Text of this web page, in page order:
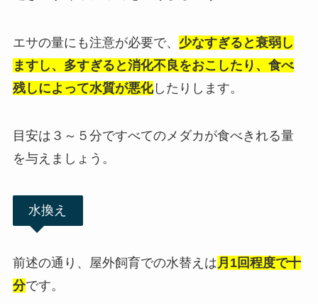
エサの量にも注意が必要で、 少なすぎると衰弱し
ますし、多すぎると消化不良をおこしたり、食べ
残しによって水質が悪化したりします。
目安は３～５分ですべてのメダカが食べきれる量
を与えましょう。
水換え
前述の通り、屋外飼育での水替えは 月1回程度で十
分です。